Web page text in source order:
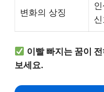
변화의 상징
이빨 빠지는 꿈이
보세요.